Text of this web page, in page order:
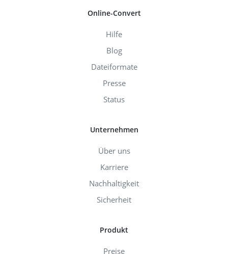
Online-Convert
Hilfe
Blog
Dateiformate
Presse
Status
Unternehmen
Über uns
Karriere
Nachhaltigkeit
Sicherheit
Produkt
Preise